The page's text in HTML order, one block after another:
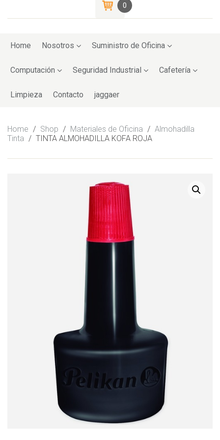
0
toHome Nosotros Suministro de Oficina
Computación Seguridad Industrial Cafetería
Limpieza Contacto jaggaer
Home / Shop / Materiales de Oficina / Almohadilla
Tinta / TINTA ALMOHADILLA KOFA ROJA